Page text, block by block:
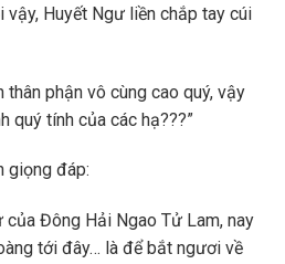
Huyết Ngư liền chắp tay cúi
thân phận vô cùng cao quý, vậy
quý tính của các hạ???”
giọng đáp:
của Đông Hải Ngao Tử Lam, nay
tới đây… là để bắt ngươi về